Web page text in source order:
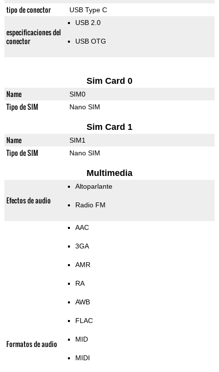
tipo de conector USB Type C
especificaciones del
conector
USB 2.0
USB OTG
Sim Card 0
Name SIM0
Tipo de SIM Nano SIM
Sim Card 1
Name SIM1
Tipo de SIM Nano SIM
Multimedia
Efectos de audio
Altoparlante
Radio FM
Formatos de audio
AAC
3GA
AMR
RA
AWB
FLAC
MID
MIDI